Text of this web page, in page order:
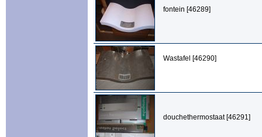
fontein [46289]
Wastafel [46290]
douchethermostaat [46291]